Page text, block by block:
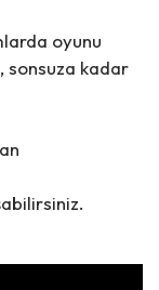
oyunu
sonsuza kadar